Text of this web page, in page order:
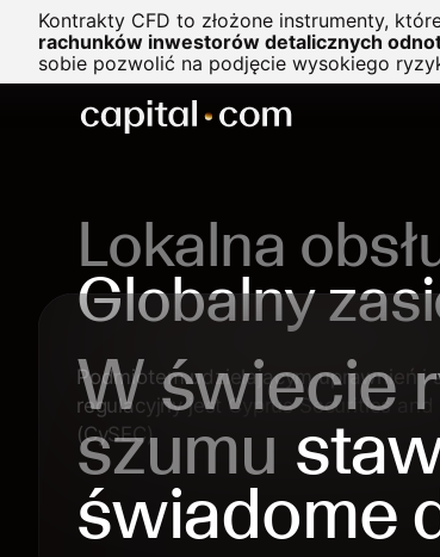
Kontrakty CFD to złożone instrumenty,
rachunków inwestorów detalicznych
sobie pozwolić na podjęcie wysokiego
W świecie
szumu
świadome
Lokalna
Globalny
Podmiotem udzielającym uprawnień i
regulacyjny jest Cyprus Securities
(CySEC)